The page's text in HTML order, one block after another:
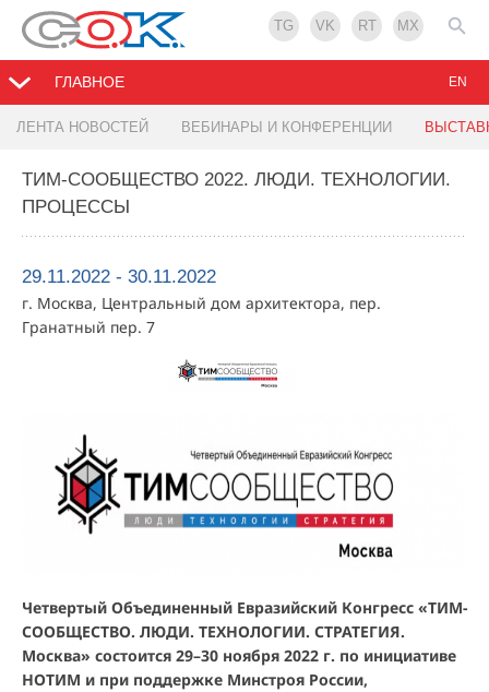
TG VK RT MX
ГЛАВНОЕ
ЛЕНТА НОВОСТЕЙ ВЕБИНАРЫ И КОНФЕРЕНЦИИ
EN
ТИМ-СООБЩЕСТВО 2022. ЛЮДИ. ТЕХНОЛОГИИ.
ПРОЦЕССЫ
29.11.2022 - 30.11.2022
г. Москва, Центральный дом архитектора, пер.
Гранатный пер. 7
Четвертый Объединенный Евразийский Конгресс «ТИМ-
СООБЩЕСТВО. ЛЮДИ. ТЕХНОЛОГИИ. СТРАТЕГИЯ.
Москва» состоится 29–30 ноября 2022 г. по инициативе
НОТИМ и при поддержке Минстроя России,